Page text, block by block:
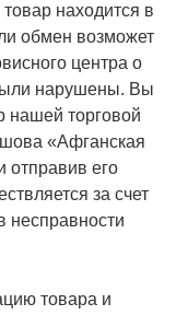
находится в
обмен возможет
центра о
нарушены. Вы
нашей торговой
«Афганская
отправив его
за счет
несправности
товара и